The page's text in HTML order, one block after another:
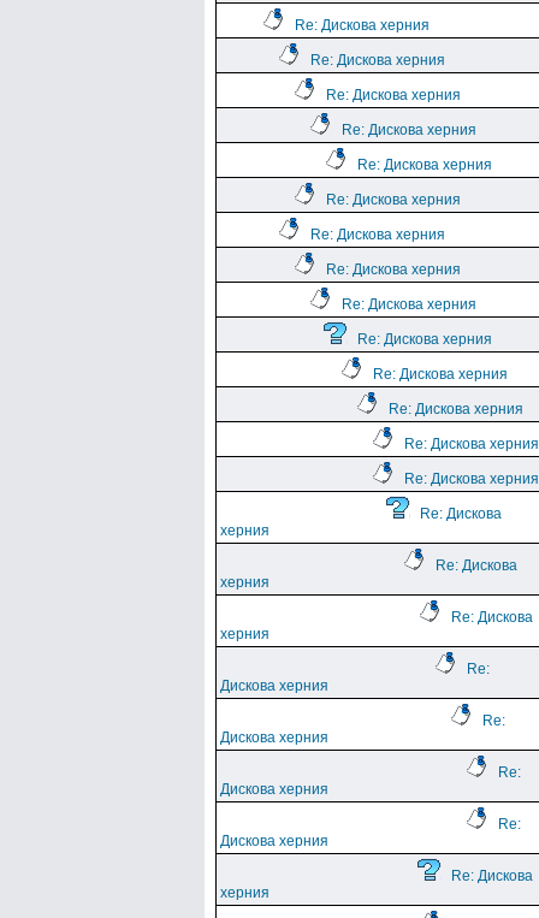
Re: Дискова херния
Re: Дискова херния
Re: Дискова херния
Re: Дискова херния
Re: Дискова херния
Re: Дискова херния
Re: Дискова херния
Re: Дискова херния
Re: Дискова херния
Re: Дискова херния
Re: Дискова херния
Re: Дискова херния
Re: Дискова херния
Re: Дискова херния
Re: Дискова
херния
Re: Дискова
херния
Re: Дискова
херния
Re:
Дискова херния
Re:
Дискова херния
Re:
Дискова херния
Re:
Дискова херния
Re: Дискова
херния